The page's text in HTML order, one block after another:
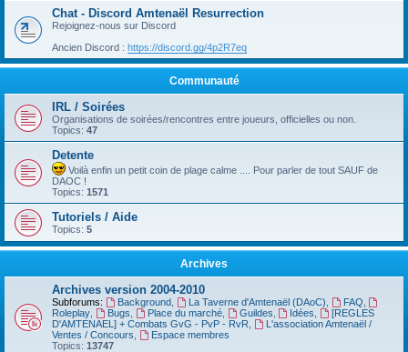
Chat - Discord Amtenaël Resurrection
Rejoignez-nous sur Discord
Ancien Discord : https://discord.gg/4p2R7eq
Communauté
IRL / Soirées
Organisations de soirées/rencontres entre joueurs, officielles ou non.
Topics: 47
Detente
Voilà enfin un petit coin de plage calme .... Pour parler de tout SAUF de
DAOC !
Topics: 1571
Tutoriels / Aide
Topics: 5
Archives
Archives version 2004-2010
Subforums: Background, La Taverne d'Amtenaël (DAoC) FAQ
Roleplay
Bugs Place du marché, Guildes Idées
[REGLES
D'AMTENAEL] + Combats GvG - PvP - RvR
L'association Amtenaël /
Ventes / Concours
Espace membres
Topics: 13747